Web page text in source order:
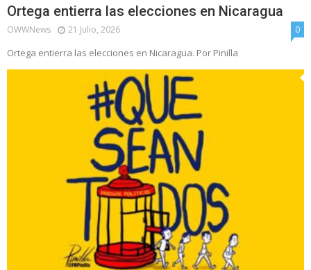
Ortega entierra las elecciones en Nicaragua
OWWNews 21 Julio, 2026 0
Ortega entierra las elecciones en Nicaragua. Por Pinilla